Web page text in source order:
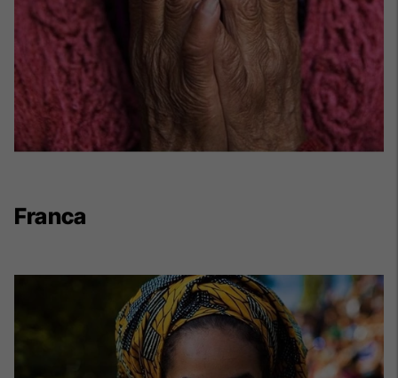
Franca